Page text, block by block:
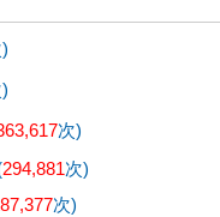
次)
294,881次)
次)